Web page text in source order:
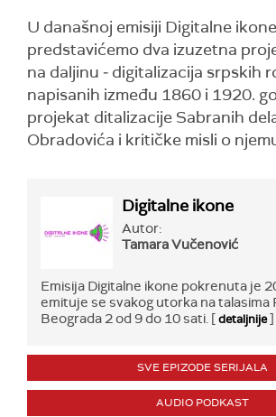
U današnoj emisiji Digitalne ikone
predstavićemo dva izuzetna
na daljinu ‒ digitalizacija srpskih
napisanih između 1860 i 1920.
projekat ditalizacije Sabranih
Obradovića i kritičke misli o
Digitalne ikone
Autor:
Tamara Vučenović
Emisija Digitalne ikone pokrenuta je
emituje se svakog utorka na talasima
Beograda 2 od 9 do 10 sati. [detaljnije]
SVE EPIZODE SERIJALA
AUDIO PODKAST